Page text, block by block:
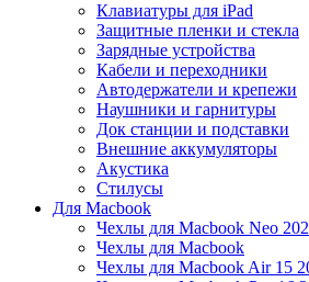
Клавиатуры для iPad
Защитные пленки и стекла
Зарядные устройства
Кабели и переходники
Автодержатели и крепежи
Наушники и гарнитуры
Док станции и подставки
Внешние аккумуляторы
Акустика
Стилусы
Для Macbook
Чехлы для Macbook Neo
Чехлы для Macbook
Чехлы для Macbook Air 15